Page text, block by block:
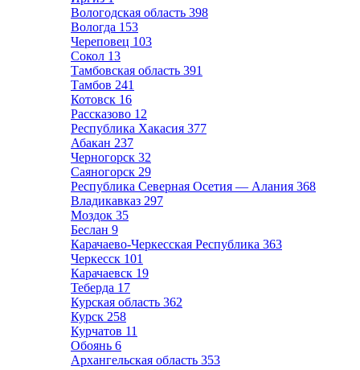
Вологодская область 398
Вологда 153
Череповец 103
Сокол 13
Тамбовская область 391
Тамбов 241
Котовск 16
Рассказово 12
Республика Хакасия 377
Абакан 237
Черногорск 32
Саяногорск 29
Республика Северная Осетия — Алания 368
Владикавказ 297
Моздок 35
Беслан 9
Карачаево-Черкесская Республика 363
Черкесск 101
Карачаевск 19
Теберда 17
Курская область 362
Курск 258
Курчатов 11
Обоянь 6
Архангельская область 353